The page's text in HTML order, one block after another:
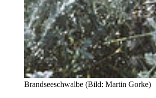
Brandseeschwalbe (Bild: Martin Gorke)